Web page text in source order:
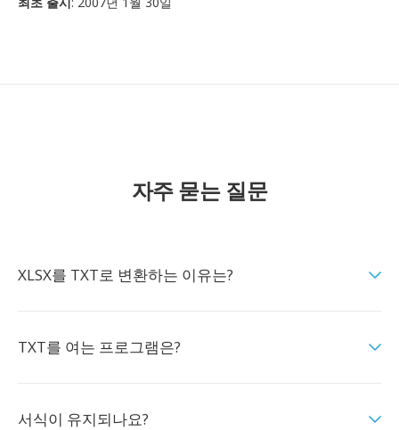
자주 묻는 질문
XLSX를 TXT로 변환하는 이유는?
TXT를 여는 프로그램은?
서식이 유지되나요?